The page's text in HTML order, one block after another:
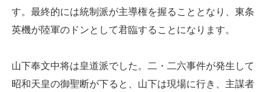
す。最終的には統制派が主導権を握ることとなり、東条
英機が陸軍のドンとして君臨することになります。
山下奉文中将は皇道派でした。二・二六事件が発生して
昭和天皇の御聖断が下ると、山下は現場に行き、主謀者